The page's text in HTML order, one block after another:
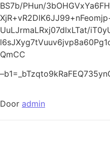
BS7b/PHun/
UuLJrmaLRxj07dIxLTat/
QmCC
Door admin